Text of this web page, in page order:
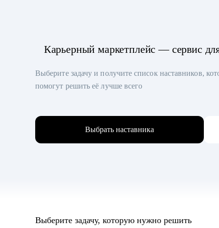
Карьерный маркетплейс — сервис
Выберите задачу и получите список наставников,
помогут решить её лучше всего
Выбрать наставника
Выберите задачу, которую нужно решить